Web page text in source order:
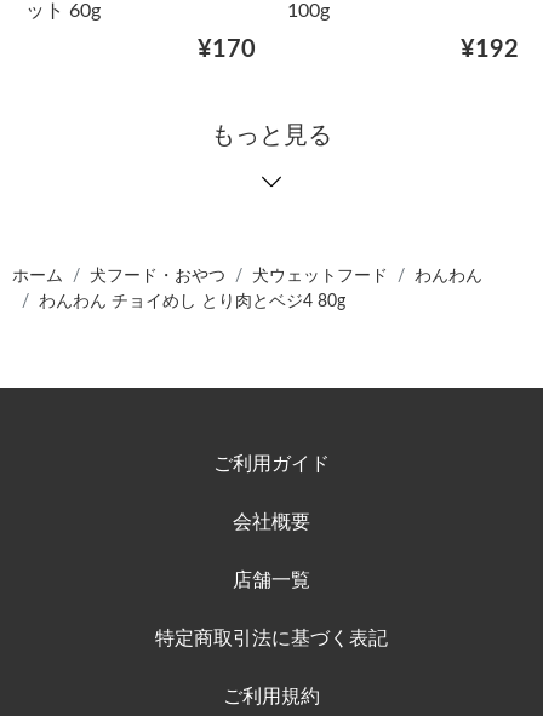
ット 60g
¥170
100g
¥192
もっと見る
ホーム 犬フード・おやつ 犬ウェットフード
わんわん
わんわん チョイめし とり肉とベジ4 80g
ご利用ガイド
会社概要
店舗一覧
特定商取引法に基づく表記
ご利用規約